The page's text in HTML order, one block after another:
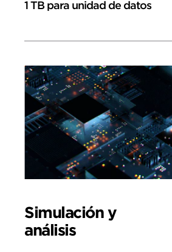
1 TB para unidad de datos
Simulación y
análisis